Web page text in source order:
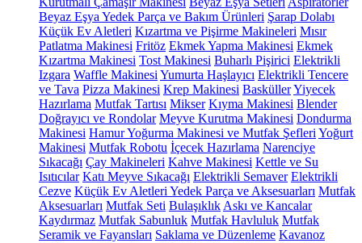
Beyaz Eşya Yedek Parça ve Bakım Ürünleri Şarap Dolabı
Küçük Ev Aletleri Kızartma ve Pişirme Makineleri Mısır
Patlatma Makinesi Fritöz Ekmek Yapma Makinesi Ekmek
Kızartma Makinesi Tost Makinesi Buharlı Pişirici Elektrikli
Izgara Waffle Makinesi Yumurta Haşlayıcı Elektrikli Tencere
ve Tava Pizza Makinesi Krep Makinesi BasküllerYiyecek
Hazırlama Mutfak Tartısı Mikser Kıyma Makinesi Blender
Doğrayıcı ve Rondolar Meyve Kurutma Makinesi Dondurma
Makinesi Hamur Yoğurma Makinesi ve Mutfak Şefleri Yoğurt
Makinesi Mutfak Robotu İçecek Hazırlama Narenciye
Sıkacağı Çay Makineleri Kahve Makinesi Kettle ve Su
Isıtıcılar Katı Meyve Sıkacağı Elektrikli Semaver Elektrikli
Cezve Küçük Ev Aletleri Yedek Parça ve Aksesuarları Mutfak
Aksesuarları Mutfak Seti Bulaşıklık Askı ve Kancalar
Kaydırmaz Mutfak Sabunluk Mutfak Havluluk Mutfak
Seramik ve Fayansları Saklama ve Düzenleme Kavanoz